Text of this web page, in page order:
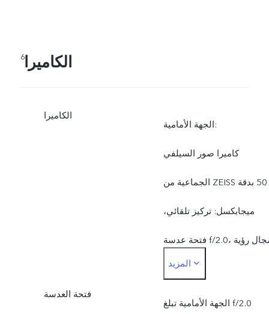
الكاميرا6
الكاميرا
الجهة الأمامية:
كاميرا صور السيلفي
الجماعية من ZEISS بدقة ‎50
ميجابكسل: تركيز تلقائي،
فتحة عدسة f/2.0، مجال رؤية
92 ± 3 درجة، عدسة مكونة
من 5 طبقات
المزيد
فتحة العدسة
الجهة الأمامية تبلغ f/2.0